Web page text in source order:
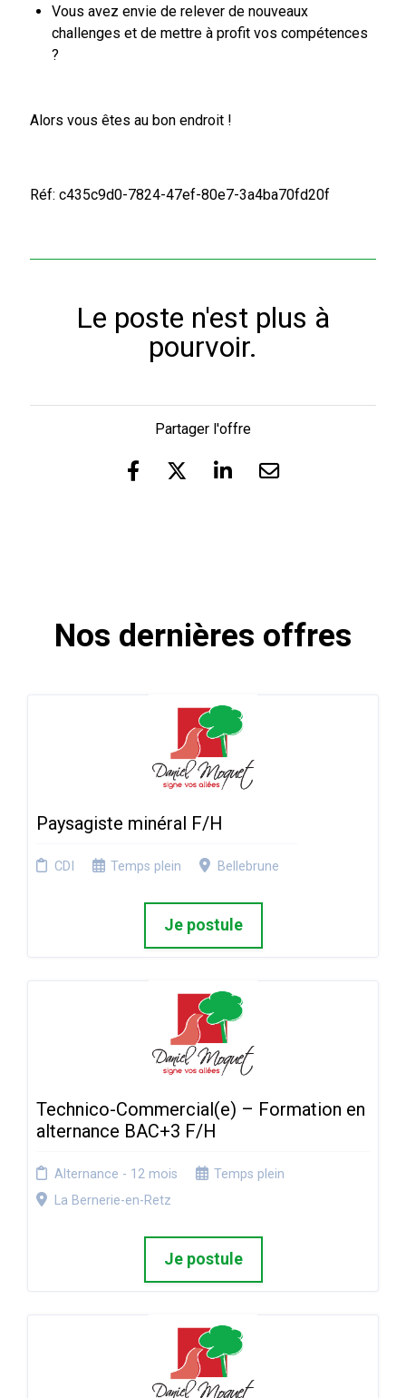
Vous avez envie de relever de nouveaux
challenges et de mettre à profit vos compétences
?
Alors vous êtes au bon endroit !
Réf: c435c9d0-7824-47ef-80e7-3a4ba70fd20f
Le poste n'est plus à
pourvoir.
Partager l'offre
Nos dernières offres
Paysagiste minéral F/H
CDI Temps plein Bellebrune
Je postule
Technico-Commercial(e) – Formation en
alternance BAC+3 F/H
Alternance - 12 mois
Temps plein
La Bernerie-en-Retz
Je postule